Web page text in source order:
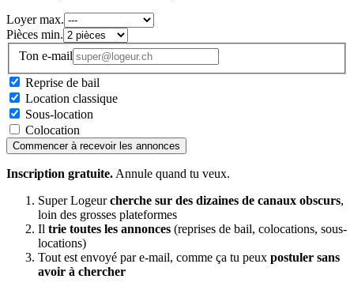
Loyer max.
Pièces min.
Ton e-mail
Reprise de bail
Location classique
Sous-location
Colocation
Commencer à recevoir les annonces
Inscription gratuite. Annule quand tu veux.
Super Logeurcherche sur des dizaines de canaux obscurs,
loin des grosses plateformes
Il trie toutes les annonces (reprises de bail, colocations, sous-
locations)
Tout est envoyé par e-mail, comme ça tu peux postuler sans
avoir à chercher